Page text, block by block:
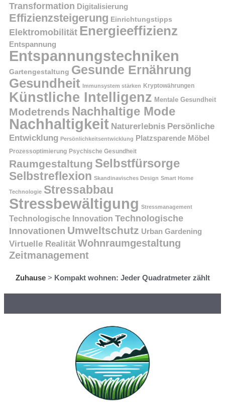
Transformation Digitalisierung
Effizienzsteigerung Einrichtungstipps
Elektromobilität Energieeffizienz
Entspannung
Entspannungstechniken
Gartengestaltung Gesunde Ernährung
Gesundheit Immunsystem stärken Kryptowährungen
Künstliche Intelligenz Mentale Gesundheit
Modetrends Nachhaltige Mode
Nachhaltigkeit Naturerlebnis Persönliche
Entwicklung Persönlichkeitsentwicklung Platzsparende Möbel
Prozessoptimierung Psychische Gesundheit
Raumgestaltung Selbstfürsorge
Selbstreflexion Skandinavisches Design Smart Home
Technologie Stressabbau
Stressbewältigung Stressmanagement
Technologische Innovation Technologische
Innovationen Umweltschutz Urban Gardening
Virtuelle Realität Wohnraumgestaltung
Zeitmanagement
Zuhause> Kompakt wohnen: Jeder Quadratmeter zählt